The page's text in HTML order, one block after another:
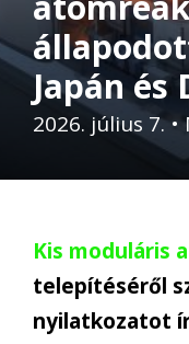
Japán és
2026. július 7.•
Kis moduláris
telepítéséről
nyilatkozatot